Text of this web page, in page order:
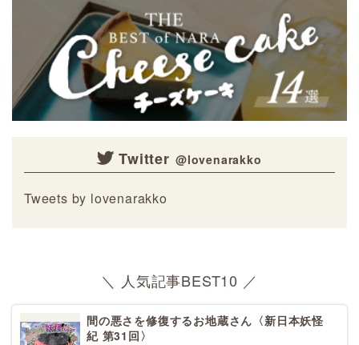
Twitter
Tweets by lovenarakko
＼ 人気記事BEST10 ／
間の悪さを修復するお地蔵さん〈新日本妖怪
紀 第31回〉